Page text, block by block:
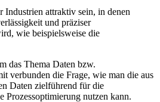
Industrien attraktiv sein, in denen
und präziser
wie beispielsweise die
das Thema Daten bzw.
verbunden die Frage, wie man die aus
Daten zielführend für die
nutzen kann.